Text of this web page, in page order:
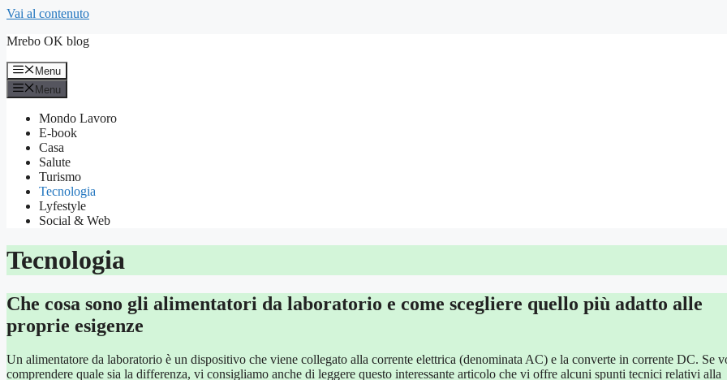
Vai al contenuto
Mrebo OK blog
Menu
Menu
Mondo Lavoro
E-book
Casa
Salute
Turismo
Tecnologia
Lyfestyle
Social & Web
Tecnologia
Che cosa sono gli alimentatori da laboratorio e come scegliere quello più adatto alle
proprie esigenze
Un alimentatore da laboratorio è un dispositivo che viene collegato alla corrente elettrica (denominata AC) e la converte in corrente DC. Se
comprendere quale sia la differenza, vi consigliamo anche di leggere questo interessante articolo che vi offre alcuni spunti tecnici relativi alla